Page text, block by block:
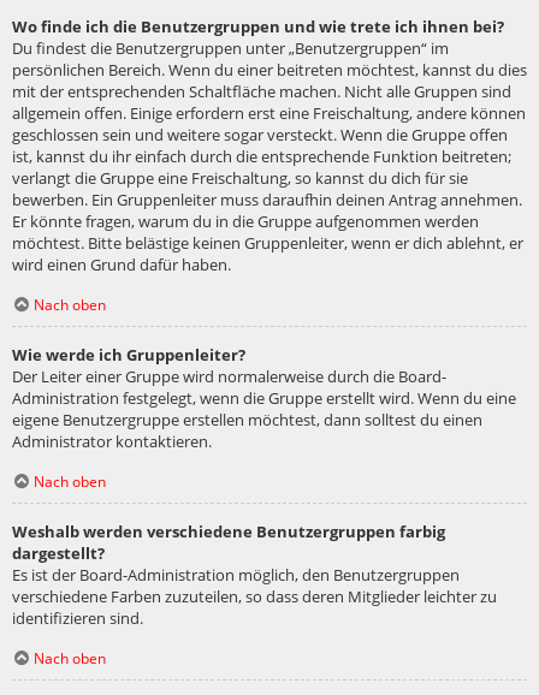
Wo finde ich die Benutzergruppen und wie trete ich ihnen bei?
Du findest die Benutzergruppen unter „Benutzergruppen“ im
persönlichen Bereich. Wenn du einer beitreten möchtest, kannst du dies
mit der entsprechenden Schaltfläche machen. Nicht alle Gruppen sind
allgemein offen. Einige erfordern erst eine Freischaltung, andere können
geschlossen sein und weitere sogar versteckt. Wenn die Gruppe offen
ist, kannst du ihr einfach durch die entsprechende Funktion beitreten;
verlangt die Gruppe eine Freischaltung, so kannst du dich für sie
bewerben. Ein Gruppenleiter muss daraufhin deinen Antrag annehmen.
Er könnte fragen, warum du in die Gruppe aufgenommen werden
möchtest. Bitte belästige keinen Gruppenleiter, wenn er dich ablehnt, er
wird einen Grund dafür haben.
Nach oben
Wie werde ich Gruppenleiter?
Der Leiter einer Gruppe wird normalerweise durch die Board-
Administration festgelegt, wenn die Gruppe erstellt wird. Wenn du eine
eigene Benutzergruppe erstellen möchtest, dann solltest du einen
Administrator kontaktieren.
Nach oben
Weshalb werden verschiedene Benutzergruppen farbig
dargestellt?
Es ist der Board-Administration möglich, den Benutzergruppen
verschiedene Farben zuzuteilen, so dass deren Mitglieder leichter zu
identifizieren sind.
Nach oben